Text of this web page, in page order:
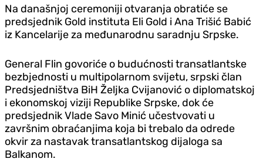
Na današnjoj ceremoniji otvaranja obratiće se
predsjednik Gold instituta Eli Gold i Ana Trišić Babić
iz Kancelarije za međunarodnu saradnju Srpske.
General Flin govoriće o budućnosti transatlantske
bezbjednosti u multipolarnom svijetu, srpski član
Predsjedništva BiH Željka Cvijanović o diplomatskoj
i ekonomskoj viziji Republike Srpske, dok će
predsjednik Vlade Savo Minić učestvovati u
završnim obraćanjima koja bi trebalo da odrede
okvir za nastavak transatlantskog dijaloga sa
Balkanom.